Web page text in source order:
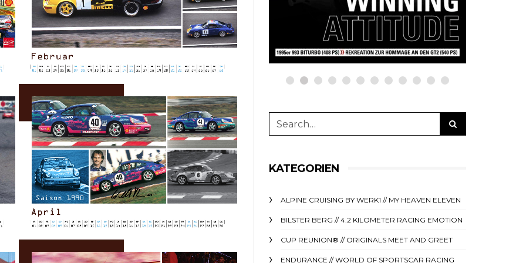
16. Februar 2026 23. Juni 2025
KATEGORIEN
ALPINE CRUISING BY WERK1 // MY HEAVEN ELEVEN
BILSTER BERG // 4.2 KILOMETER RACING EMOTION
CUP REUNION® // ORIGINALS MEET AND GREET
ENDURANCE // WORLD OF SPORTSCAR RACING